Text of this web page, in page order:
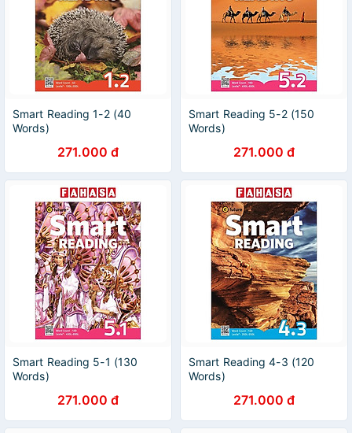
Smart Reading 1-2 (40
Words)
271.000 đ
Smart Reading 5-2 (150
Words)
271.000 đ
Smart Reading 5-1 (130
Words)
271.000 đ
Smart Reading 4-3 (120
Words)
271.000 đ